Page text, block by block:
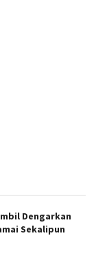
Dengarkan
Sekalipun